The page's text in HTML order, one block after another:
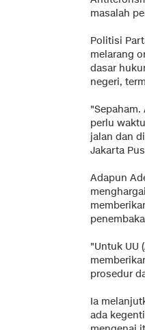
masalah
Politisi
melarang
dasar
negeri,
perlu
jalan dan
Jakarta
Adapun
"Untuk UU
prosedur
Ia
ada